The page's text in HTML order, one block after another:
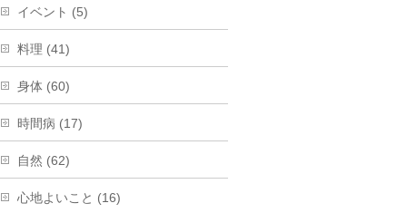
イベント (5)
料理 (41)
身体 (60)
時間病 (17)
自然 (62)
心地よいこと (16)